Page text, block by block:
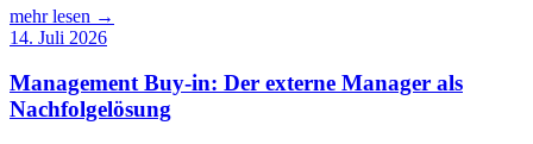
mehr lesen →
14. Juli 2026
Management Buy-in: Der externe Manager als
Nachfolgelösung